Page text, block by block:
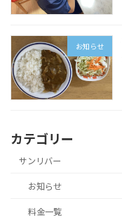
お知らせ
カテゴリー
サンリバー
お知らせ
料金一覧